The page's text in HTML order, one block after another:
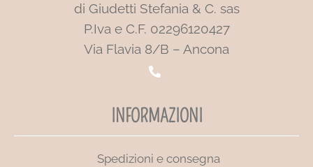
di Giudetti Stefania & C. sas
P.Iva e C.F. 02296120427
Via Flavia 8/B – Ancona
INFORMAZIONI
Spedizioni e consegna